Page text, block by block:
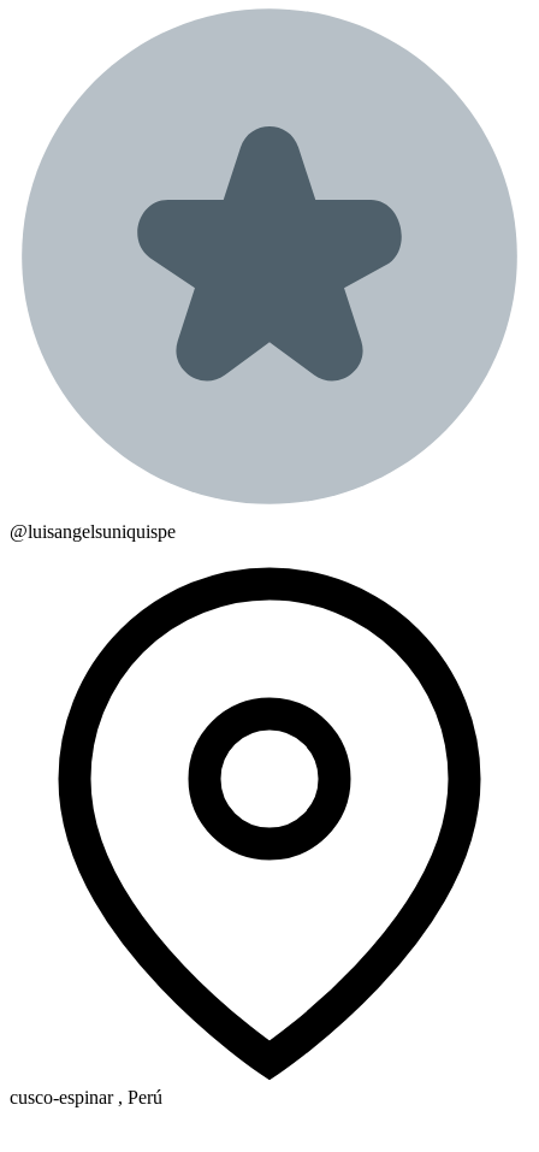
@luisangelsuniquispe
cusco-espinar , Perú